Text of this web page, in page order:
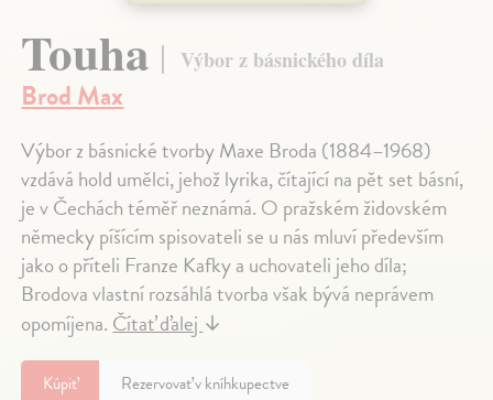
Touha Výbor z básnického díla
Brod Max
Výbor z básnické tvorby Maxe Broda (1884–1968)
vzdává hold umělci, jehož lyrika, čítající na pět set básní,
je v Čechách téměř neznámá. O pražském židovském
německy píšícím spisovateli se u nás mluví především
jako o příteli Franze Kafky a uchovateli jeho díla;
Brodova vlastní rozsáhlá tvorba však bývá neprávem
opomíjena.Čítať ďalej↓
Kúpiť Rezervovať v kníhkupectve